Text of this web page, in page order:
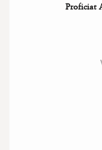
Proficiat